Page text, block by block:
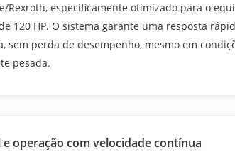
Rexroth, especificamente otimizado para o
120 HP. O sistema garante uma resposta
sem perda de desempenho, mesmo em
pesada.
operação com velocidade contínua